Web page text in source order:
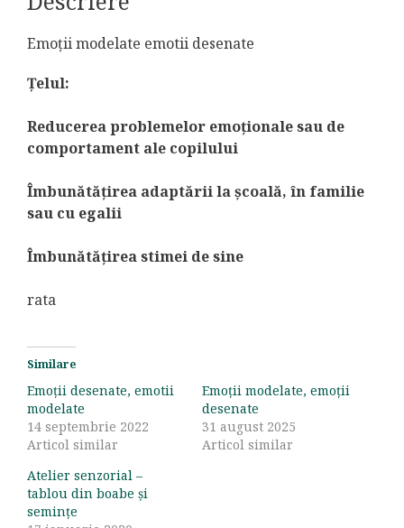
Emoții modelate emotii desenate
Țelul:
Reducerea problemelor emoționale sau de
comportament ale copilului
Îmbunătățirea adaptării la școală, în familie
sau cu egalii
Îmbunătățirea stimei de sine
rata
Similare
Emoții desenate, emotii
modelate
14 septembrie 2022
Articol similar
Emoții modelate, emoții
desenate
31 august 2025
Articol similar
Atelier senzorial –
tablou din boabe și
semințe